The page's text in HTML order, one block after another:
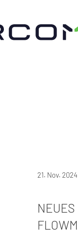
21. Nov. 2024
NEUES